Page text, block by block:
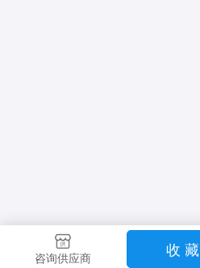
咨询供应商 收 藏